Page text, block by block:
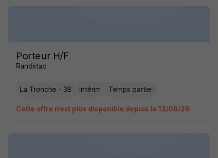
Porteur H/F
Randstad
La Tronche - 38 Intérim Temps partiel
Cette offre n’est plus disponible depuis le 13/06/26